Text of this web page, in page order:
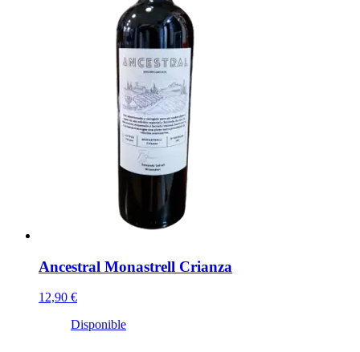
Ancestral Monastrell Crianza
12,90 €
Disponible